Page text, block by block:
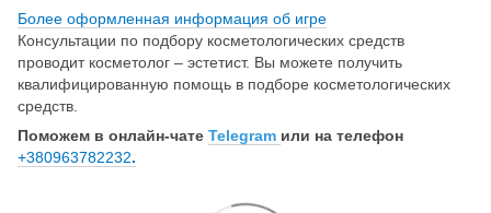
Более оформленная информация об игре
Консультации по подбору косметологических средств
проводит косметолог – эстетист. Вы можете получить
квалифицированную помощь в подборе косметологических
средств.
Поможем в онлайн-чате Telegram или на телефон
+380963782232.